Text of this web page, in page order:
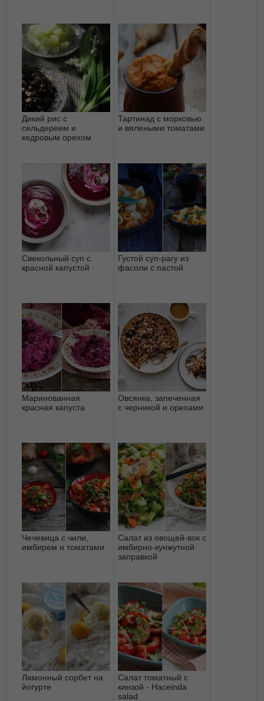
Дикий рис с
сельдереем и
кедровым орехом
Тартинад с морковью
и вялеными томатами
Свекольный суп с
красной капустой
Густой суп-рагу из
фасоли с пастой
Маринованная
красная капуста
Овсянка, запеченная
с черникой и орехами
Чечевица с чили,
имбирем и томатами
Салат из овощей-вок с
имбирно-кунжутной
заправкой
Лимонный сорбет на
йогурте
Салат томатный с
кинзой - Haceinda
salad